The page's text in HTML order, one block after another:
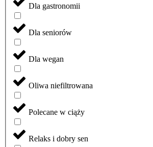
Dla gastronomii
Dla seniorów
Dla wegan
Oliwa niefiltrowana
Polecane w ciąży
Relaks i dobry sen